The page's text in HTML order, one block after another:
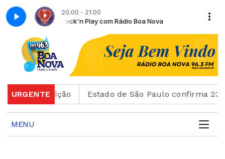
20:00 - 21:00
Pop Rock'n Play com Rádio Boa Nova
URGENTE
inscrição Estado de São Paulo confirma 23
MENU